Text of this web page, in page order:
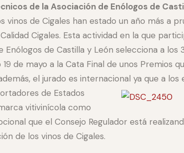
de la Asociación de Enólogos de
vinos de Cigales han estado un año más a
Cigales. Esta actividad en la que
Enólogos de Castilla y León selecciona a los
de mayo a la Cata Final de unos Premios
el jurado es internacional ya que a los
de Estados
vitivinícola como
que el Consejo Regulador está
de los vinos de Cigales.